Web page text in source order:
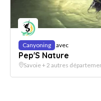
Canyoning avec
Pep'S Nature
Savoie + 2 autres